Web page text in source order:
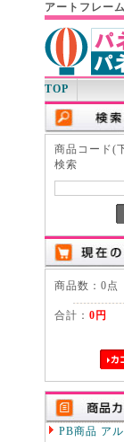
アートフレー
TOP
商品コード(
検索
商品数：0点
合計： 0円
PB商品 ア